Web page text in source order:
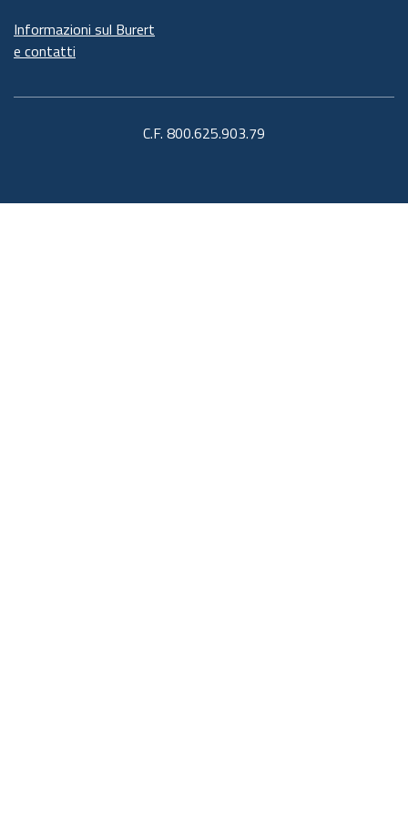
Informazioni sul Burert
e contatti
C.F. 800.625.903.79